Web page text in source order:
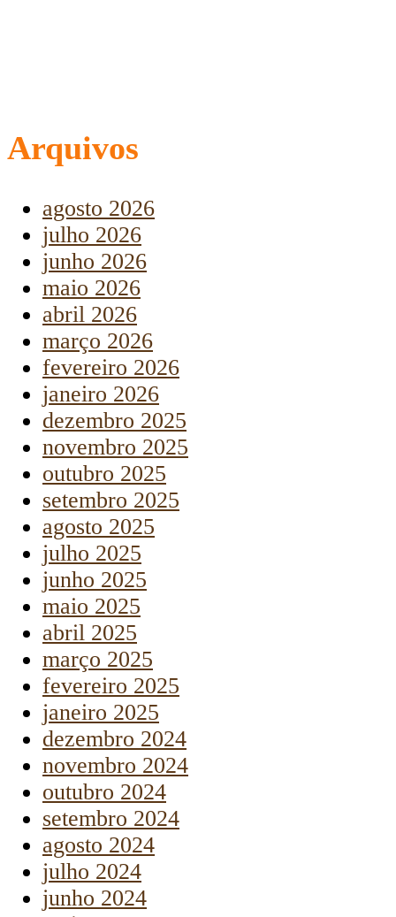
Arquivos
agosto 2026
julho 2026
junho 2026
maio 2026
abril 2026
março 2026
fevereiro 2026
janeiro 2026
dezembro 2025
novembro 2025
outubro 2025
setembro 2025
agosto 2025
julho 2025
junho 2025
maio 2025
abril 2025
março 2025
fevereiro 2025
janeiro 2025
dezembro 2024
novembro 2024
outubro 2024
setembro 2024
agosto 2024
julho 2024
junho 2024